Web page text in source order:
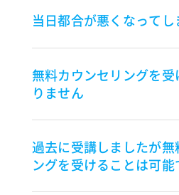
当日都合が悪くなってし
無料カウンセリングを
りません
過去に受講しましたが無
ングを受けることは可能